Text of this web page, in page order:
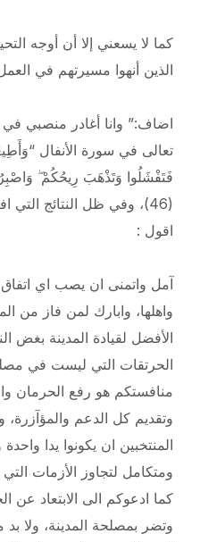
كما لا يسعني إلا أن أوجه
الذين أنهوا مسيرتهم في
اضاف:” وانا أغادر منصبي في
تعالى في سورة الأنفال
فَتَفْشَلُوا وَتَذْهَبَ رِيحُكُمْ
(46)، وفي ظل النتائج التي
اقول :
آمل واتمنى ان يصب اي اتفاق
واهلها، وابارك لمن فاز من
الأفضل لقيادة المدينة بغض
الحرتقات التي ليست في
منافستكم هو رفع الحرمان
وتقديم كل الدعم
المنتخبين ان يكونوا يدا
ومتكامل لتجاوز الأزمات
كما ادعوكم الى الابتعاد عن
وتضر بمصلحة المدينة، ولا